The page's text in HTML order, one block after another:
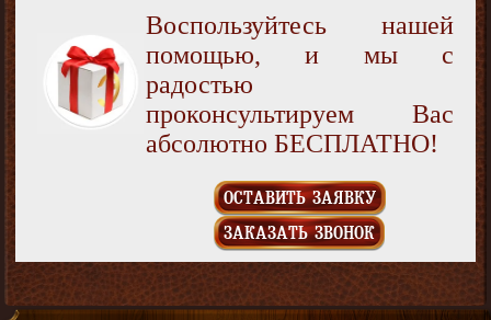
Воспользуйтесь нашей
помощью, и мы с
радостью
проконсультируем Вас
абсолютно БЕСПЛАТНО!
ОСТАВИТЬ ЗАЯВКУ
ЗАКАЗАТЬ ЗВОНОК